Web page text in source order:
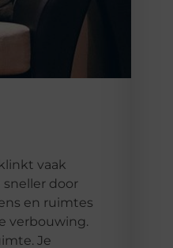
vaak
door
en ruimtes
verbouwing.
Je